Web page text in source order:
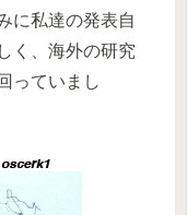
に私達の発表自
く、海外の研究
っていまし